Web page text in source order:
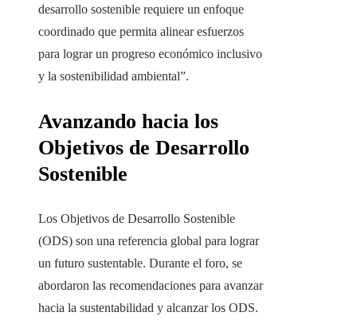
desarrollo sostenible requiere un enfoque
coordinado que permita alinear esfuerzos
para lograr un progreso económico inclusivo
y la sostenibilidad ambiental”.
Avanzando hacia los
Objetivos de Desarrollo
Sostenible
Los Objetivos de Desarrollo Sostenible
(ODS) son una referencia global para lograr
un futuro sustentable. Durante el foro, se
abordaron las recomendaciones para avanzar
hacia la sustentabilidad y alcanzar los ODS.